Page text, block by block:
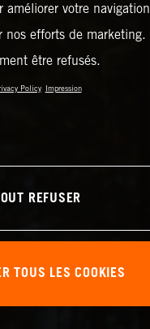
votre
efforts de marketing.
être refusés.
Policy Impression
REFUSER
TOUS LES COOKIES